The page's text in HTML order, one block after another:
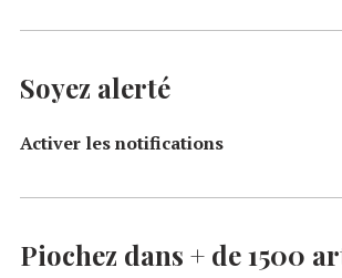
Soyez alerté
Activer les notifications
Piochez dans + de 1500